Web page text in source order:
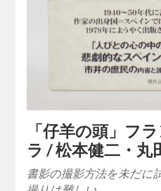
「仔羊の頭」フ
ラ / 松本健二・丸
書影の撮影方法を未だに